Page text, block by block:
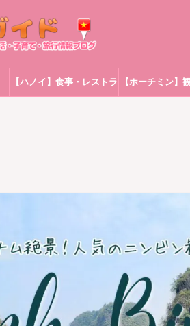
【ハノイ】食事・レストラ 【ホーチミン】